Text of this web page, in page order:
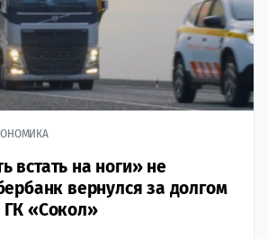
встать на ноги» не
вернулся за долгом
ГК «Сокол»